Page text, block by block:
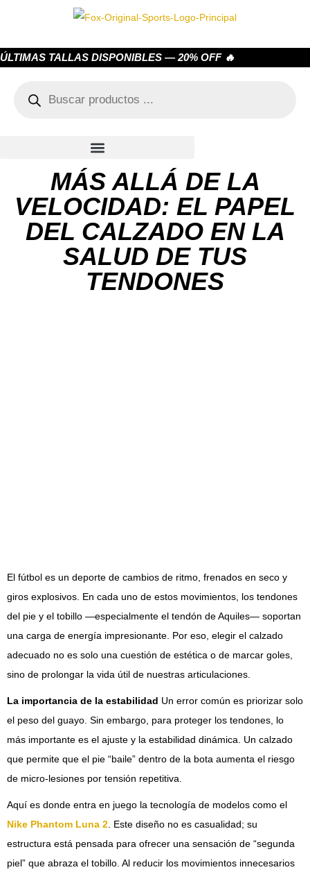
ÚLTIMAS TALLAS DISPONIBLES — 20% OFF 🔥
MÁS ALLÁ DE LA
VELOCIDAD: EL PAPEL
DEL CALZADO EN LA
SALUD DE TUS
TENDONES
El fútbol es un deporte de cambios de ritmo, frenados en seco y
giros explosivos. En cada uno de estos movimientos, los tendones
del pie y el tobillo —especialmente el tendón de Aquiles— soportan
una carga de energía impresionante. Por eso, elegir el calzado
adecuado no es solo una cuestión de estética o de marcar goles,
sino de prolongar la vida útil de nuestras articulaciones.
La importancia de la estabilidad Un error común es priorizar solo
el peso del guayo. Sin embargo, para proteger los tendones, lo
más importante es el ajuste y la estabilidad dinámica. Un calzado
que permite que el pie “baile” dentro de la bota aumenta el riesgo
de micro-lesiones por tensión repetitiva.
Aquí es donde entra en juego la tecnología de modelos como el
Nike Phantom Luna 2 . Este diseño no es casualidad; su
estructura está pensada para ofrecer una sensación de “segunda
piel” que abraza el tobillo. Al reducir los movimientos innecesarios